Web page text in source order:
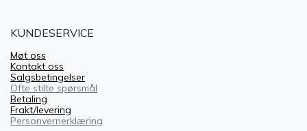
KUNDESERVICE
Møt oss
Kontakt oss
Salgsbetingelser
Ofte stilte spørsmål
Betaling
Frakt/levering
Personvernerklæring